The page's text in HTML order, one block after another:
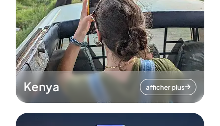
Kenya afficher plus